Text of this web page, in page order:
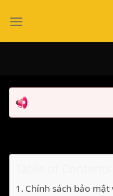
qua
Chính sách bảo